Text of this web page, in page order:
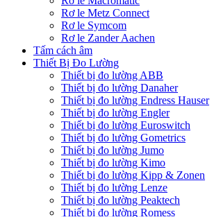
Rơ le Metz Connect
Rơ le Symcom
Rơ le Zander Aachen
Tấm cách âm
Thiết Bị Đo Lường
Thiết bị đo lường ABB
Thiết bị đo lường Danaher
Thiết bị đo lường Endress Hauser
Thiết bị đo lường Engler
Thiết bị đo lường Euroswitch
Thiết bị đo lường Gometrics
Thiết bị đo lường Jumo
Thiết bị đo lường Kimo
Thiết bị đo lường Kipp & Zonen
Thiết bị đo lường Lenze
Thiết bị đo lường Peaktech
Thiết bị đo lường Romess